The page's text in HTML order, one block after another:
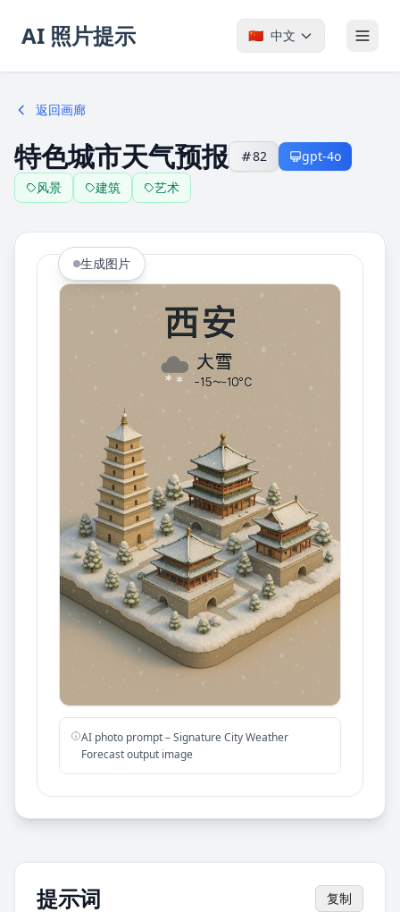
AI 照片提示 🇨🇳 中文
返回画廊
特色城市天气预报 82
gpt-4o
风景
建筑 艺术
生成图片
AI photo prompt – Signature City Weather
Forecast output image
提示词 复制